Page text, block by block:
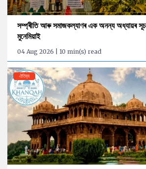
সম্প্ৰীতি আৰু সমাজকল্যাণৰ এক অনন্য অধ্যায়ৰ
মুনেমিয়াই
04 Aug 2026 | 10 min(s) read
ঐতিহ্য